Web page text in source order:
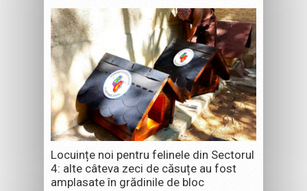
Locuințe noi pentru felinele din Sectorul
4: alte câteva zeci de căsuțe au fost
amplasate în grădinile de bloc